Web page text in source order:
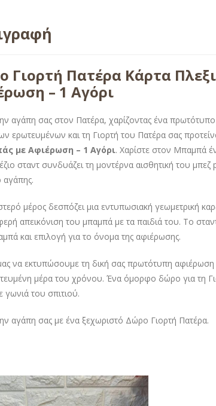
Γιορτή Πατέρα Κάρτα
– 1 Αγόρι
αγάπη σας στον Πατέρα, χαρίζοντας ένα
ερωτευμένων και τη Γιορτή του Πατέρα σας
με Αφιέρωση – 1 Αγόρι. Χαρίστε στον Μπαμπά
σταντ συνδυάζει τη μοντέρνα αισθητική του
αγάπης.
μέρος δεσπόζει μια εντυπωσιακή γεωμετρική
απεικόνιση του μπαμπά με τα παιδιά του. Το
και επιλογή για το όνομα της αφιέρωσης.
να εκτυπώσουμε τη δική σας πρωτότυπη αφιέρωση
μέρα του χρόνου. Ένα όμορφο δώρο για τη
γωνιά του σπιτιού.
αγάπη σας με ένα ξεχωριστό Δώρο Γιορτή Πατέρα.